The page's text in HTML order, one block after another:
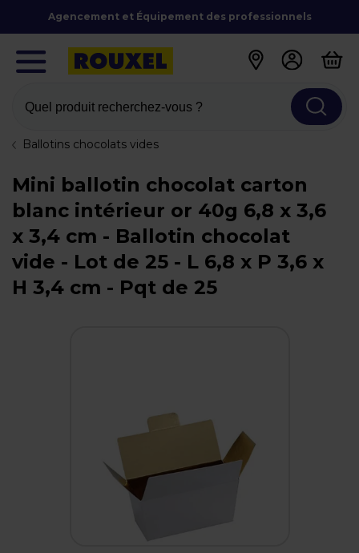
Agencement et Équipement des professionnels
Quel produit recherchez-vous ?
Ballotins chocolats vides
Mini ballotin chocolat carton
blanc intérieur or 40g 6,8 x 3,6
x 3,4 cm - Ballotin chocolat
vide - Lot de 25 - L 6,8 x P 3,6 x
H 3,4 cm - Pqt de 25